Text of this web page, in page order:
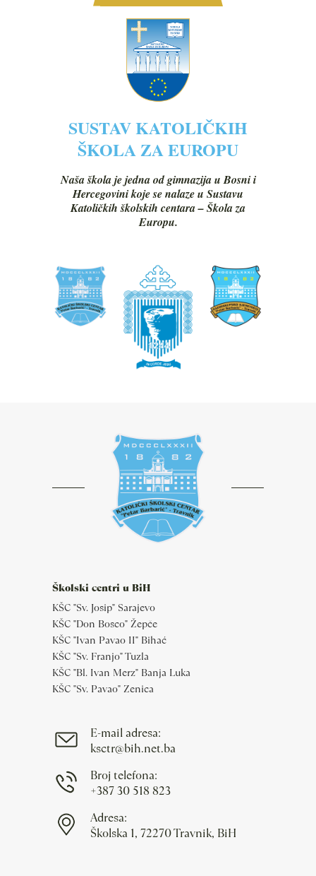
SUSTAV KATOLIČKIH
ŠKOLA ZA EUROPU
Naša škola je jedna od gimnazija u Bosni i
Hercegovini koje se nalaze u Sustavu
Katoličkih školskih centara – Škola za
Europu.
Školski centri u BiH
KŠC "Sv. Josip" Sarajevo
KŠC "Don Bosco" Žepče
KŠC "Ivan Pavao II" Bihać
KŠC "Sv. Franjo" Tuzla
KŠC "Bl. Ivan Merz" Banja Luka
KŠC "Sv. Pavao" Zenica
E-mail adresa:
ksctr@bih.net.ba
Broj telefona:
+387 30 518 823
Adresa:
Školska 1, 72270 Travnik, BiH